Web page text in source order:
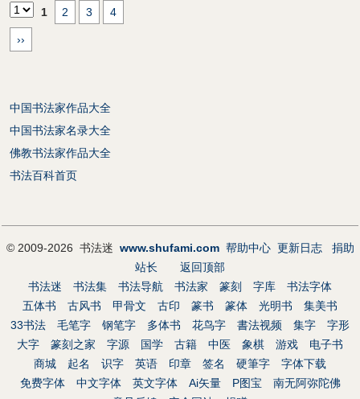
1 2 3 4
››
中国书法家作品大全
中国书法家名录大全
佛教书法家作品大全
书法百科首页
© 2009-2026 书法迷 www.shufami.com 帮助中心 更新日志
捐助
站长
返回顶部
书法迷
书法集 书法导航 书法家 篆刻 字库
书法字体
五体书
古风书 甲骨文 古印 篆书 篆体 光明书
集美书
33书法
毛笔字 钢笔字 多体书 花鸟字 書法视频 集字
字形
大字
篆刻之家 字源 国学 古籍 中医 象棋 游戏
电子书
商城
起名 识字 英语 印章 签名 硬筆字
字体下载
免费字体
中文字体 英文字体 Ai矢量 P图宝
南无阿弥陀佛